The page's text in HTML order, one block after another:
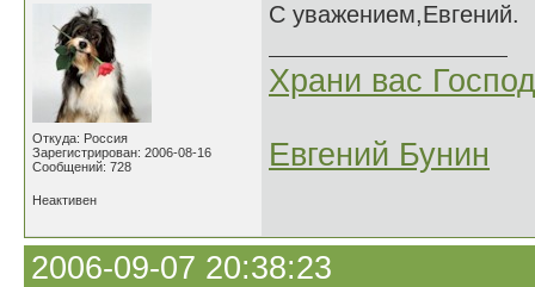
Откуда: Россия
Зарегистрирован: 2006-08-16
Сообщений: 728
С уважением,Евгений.
Храни вас
Евгений Бунин
Неактивен
2006-09-07 20:38:23